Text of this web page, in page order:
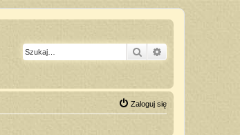
Szukaj
Zaloguj się